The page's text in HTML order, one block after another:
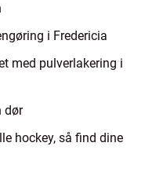
i Fredericia
med pulverlakering i
dør
hockey, så find dine